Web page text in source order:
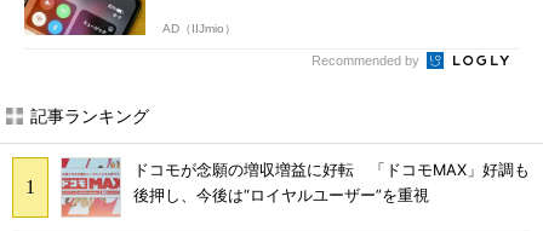
AD（IIJmio）
Recommended by
記事ランキング
ドコモが念願の増収増益に好転 「ドコモMAX」好調も
後押し、今後は“ロイヤルユーザー”を重視